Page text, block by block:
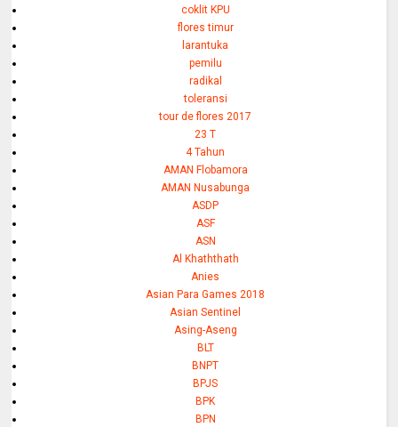
coklit KPU
flores timur
larantuka
pemilu
radikal
toleransi
tour de flores 2017
23 T
4 Tahun
AMAN Flobamora
AMAN Nusabunga
ASDP
ASF
ASN
Al Khaththath
Anies
Asian Para Games 2018
Asian Sentinel
Asing-Aseng
BLT
BNPT
BPJS
BPK
BPN